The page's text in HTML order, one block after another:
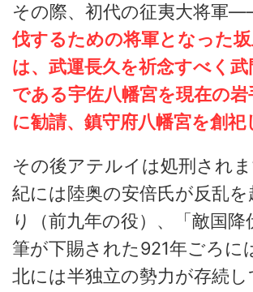
その際、初代の征夷大将軍
伐するための将軍となった
は、武運長久を祈念すべく
である宇佐八幡宮を現在の岩
に勧請、鎮守府八幡宮を創祀
その後アテルイは処刑され
紀には陸奥の安倍氏が反乱
り（前九年の役）、「敵国降
筆が下賜された921年ごろに
北には半独立の勢力が存続し